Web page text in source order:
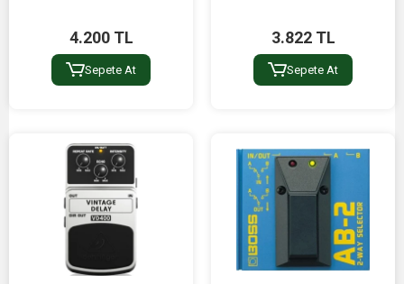
4.200 TL
Sepete At
3.822 TL
Sepete At